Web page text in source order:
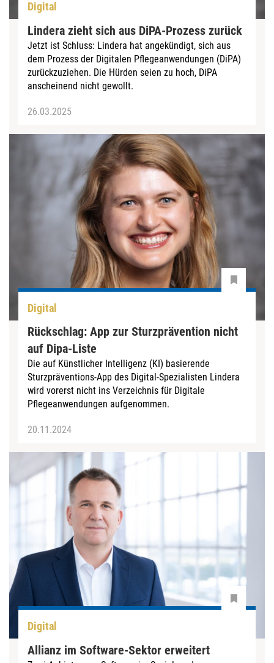
Digital
Lindera zieht sich aus DiPA-Prozess zurück
Jetzt ist Schluss: Lindera hat angekündigt, sich aus
dem Prozess der Digitalen Pflegeanwendungen (DiPA)
zurückzuziehen. Die Hürden seien zu hoch, DiPA
anscheinend nicht gewollt.
26.03.2025
Digital
Rückschlag: App zur Sturzprävention nicht
auf Dipa-Liste
Die auf Künstlicher Intelligenz (KI) basierende
Sturzpräventions-App des Digital-Spezialisten Lindera
wird vorerst nicht ins Verzeichnis für Digitale
Pflegeanwendungen aufgenommen.
20.11.2024
Digital
Allianz im Software-Sektor erweitert